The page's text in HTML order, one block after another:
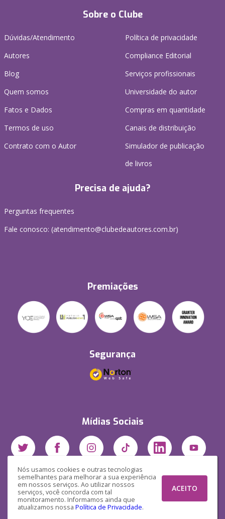
Nós usamos cookies e outras tecnologias
semelhantes para melhorar a sua experiência
em nossos serviços. Ao utilizar nossos
serviços, você concorda com tal
monitoramento. Informamos ainda que
atualizamos nossa Política de Privacidade.
ACEITO
Sobre o Clube
Dúvidas/Atendimento
Autores
Blog
Quem somos
Fatos e Dados
Termos de uso
Contrato com o Autor
Política de privacidade
Compliance Editorial
Serviços profissionais
Universidade do autor
Compras em quantidade
Canais de distribuição
Simulador de publicação
de livros
Precisa de ajuda?
Perguntas frequentes
Fale conosco: (atendimento@clubedeautores.com.br)
Premiações
Segurança
Mídias Sociais